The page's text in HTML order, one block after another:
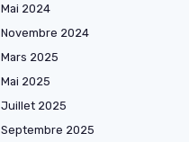
Mai 2024
Novembre 2024
Mars 2025
Mai 2025
Juillet 2025
Septembre 2025